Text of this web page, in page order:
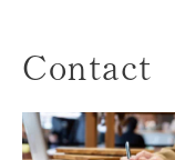
Contact